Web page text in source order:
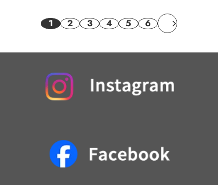
1 2 3 4 5 6